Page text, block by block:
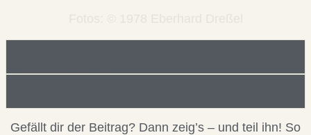
Gefällt dir der Beitrag? Dann zeig’s – und teil ihn! So